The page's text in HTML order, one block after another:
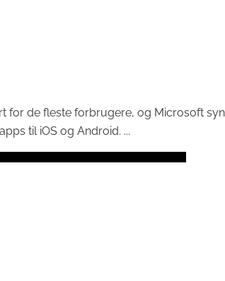
for de fleste forbrugere, og Microsoft
til iOS og Android. ...